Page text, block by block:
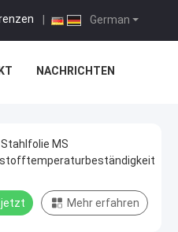
German
NACHRICHTEN
MS
jetzt Mehr erfahren